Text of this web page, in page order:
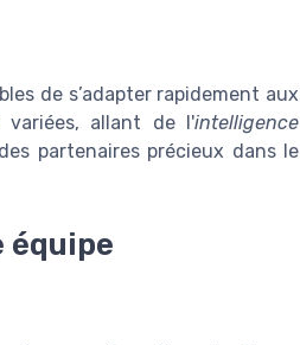
de s’adapter rapidement aux
variées, allant de l'intelligence
partenaires précieux dans le
équipe